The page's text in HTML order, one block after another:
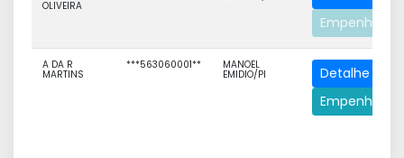
OLIVEIRA
Empenhos
A DA R
MARTINS
***563060001** MANOEL
EMIDIO/PI
Detalhe
Empenhos